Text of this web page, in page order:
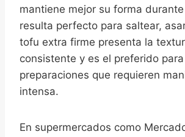
mantiene mejor su forma
resulta perfecto para saltear,
tofu extra firme presenta la
consistente y es el preferido para
preparaciones que requieren
intensa.
En supermercados como